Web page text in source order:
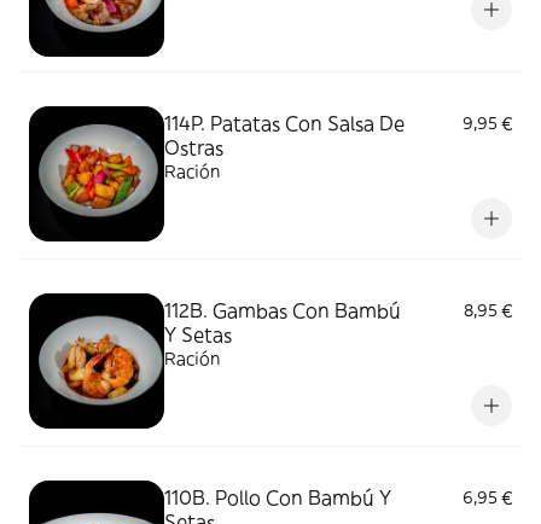
114P. Patatas Con Salsa De
Ostras
9,95 €
Ración
112B. Gambas Con Bambú
Y Setas
8,95 €
Ración
110B. Pollo Con Bambú Y
6,95 €